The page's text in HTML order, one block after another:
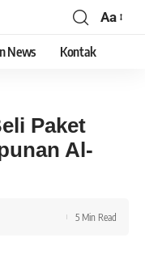
Aa
News Kontak
Paket
Al-
5 Min Read